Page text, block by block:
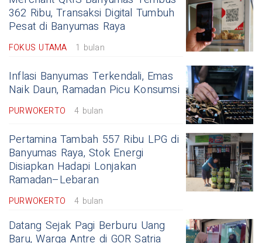
362 Ribu, Transaksi Digital Tumbuh
Pesat di Banyumas Raya
FOKUS UTAMA 1 bulan
Inflasi Banyumas Terkendali, Emas
Naik Daun, Ramadan Picu Konsumsi
PURWOKERTO 4 bulan
Pertamina Tambah 557 Ribu LPG di
Banyumas Raya, Stok Energi
Disiapkan Hadapi Lonjakan
Ramadan–Lebaran
PURWOKERTO 4 bulan
Datang Sejak Pagi Berburu Uang
Baru, Warga Antre di GOR Satria